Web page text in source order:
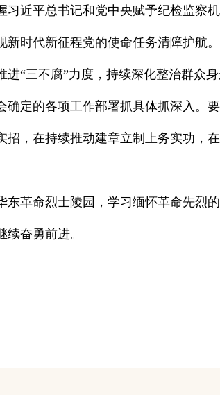
习近平总书记和党中央赋予纪检监察
新时代新征程党的使命任务清障护航
进“三不腐”力度，持续深化整治群众
确定的各项工作部署抓具体抓深入。
招，在持续推动建章立制上务实功，
东革命烈士陵园，学习缅怀革命先烈
奋勇前进。